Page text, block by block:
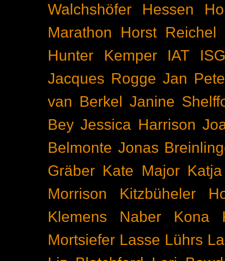
Walchshöfer
Hessen
Marathon
Horst Reichel
Hunter Kemper
IAT
Jacques Rogge Jan
van Berkel Janine
Bey Jessica Harrison
Belmonte Jonas
Gräber Kate Major
Morrison
Kitzbüheler
Klemens Naber
Kona
Mortsiefer Lasse Lührs